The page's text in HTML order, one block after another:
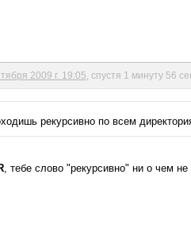
2009 г. 19:05 , спустя 1 минуту 56
рекурсивно по всем
, тебе слово "рекурсивно" ни о чем не